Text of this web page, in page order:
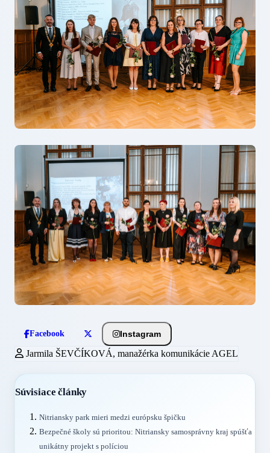
Facebook Instagram
Jarmila ŠEVČÍKOVÁ, manažérka komunikácie AGEL
Súvisiace články
Nitriansky park mieri medzi európsku špičku
Bezpečné školy sú prioritou: Nitriansky samosprávny kraj spúšťa
unikátny projekt s políciou